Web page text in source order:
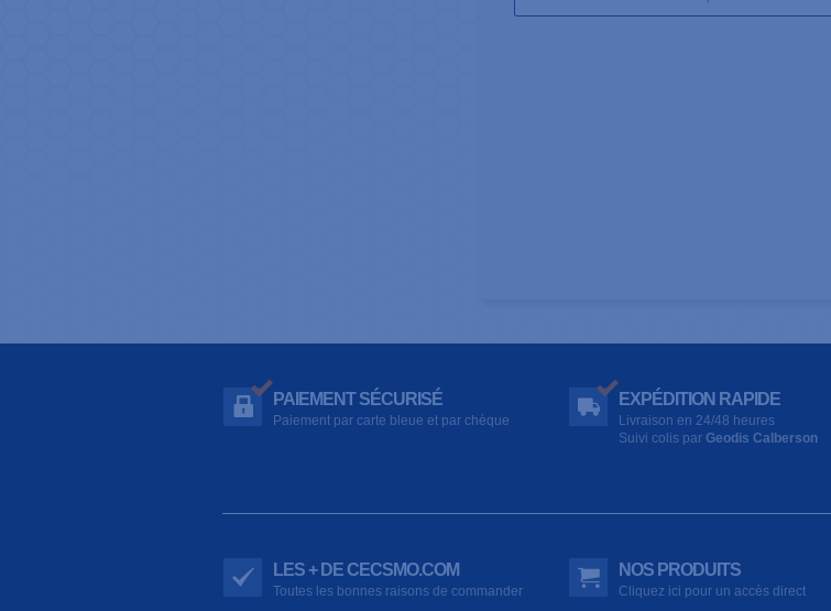
PAIEMENT SÉCURISÉ
Paiement par carte bleue et par chèque
EXPÉDITION RAPIDE
Livraison en 24/48 heures
Suivi colis par Geodis Calberson
LES + DE CECSMO.COM
Toutes les bonnes raisons de commander
NOS PRODUITS
Cliquez ici pour un accès direct